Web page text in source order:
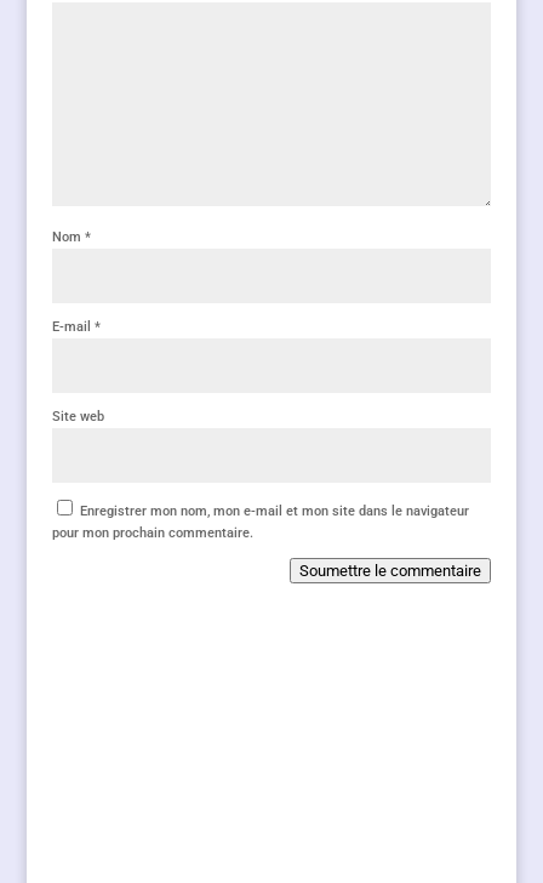
Nom *
E-mail *
Site web
Enregistrer mon nom, mon e-mail et mon site dans le navigateur
pour mon prochain commentaire.
Soumettre le commentaire